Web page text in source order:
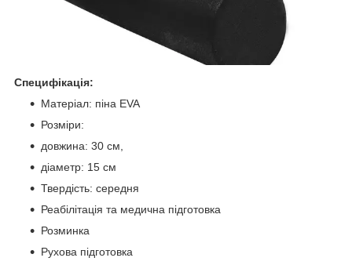
Специфікація:
Матеріал: піна EVA
Розміри:
довжина: 30 см,
діаметр: 15 см
Твердість: середня
Реабілітація та медична підготовка
Розминка
Рухова підготовка